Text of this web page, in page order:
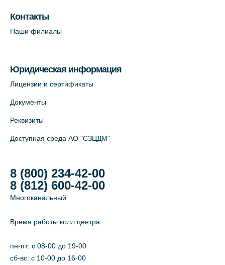
Контакты
Наши филиалы
Юридическая информация
Лицензии и сертификаты
Документы
Реквизиты
Доступная среда АО "СЗЦДМ"
8 (800) 234-42-00
8 (812) 600-42-00
Многоканальный
Время работы колл центра:
пн-пт: c 08-00 до 19-00
сб-вс: с 10-00 до 16-00